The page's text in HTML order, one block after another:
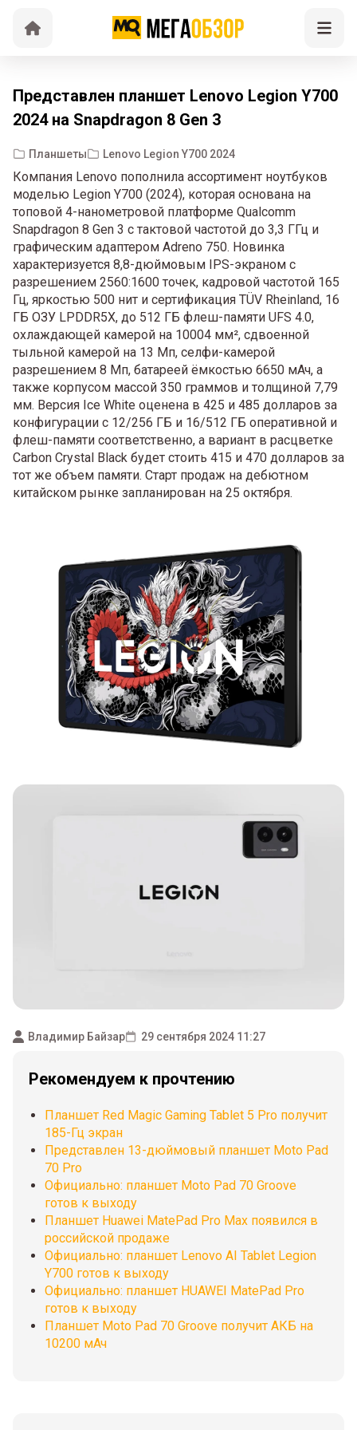
Представлен планшет Lenovo Legion Y700
2024 на Snapdragon 8 Gen 3
Планшеты Lenovo Legion Y700 2024
Компания Lenovo пополнила ассортимент ноутбуков
моделью Legion Y700 (2024), которая основана на
топовой 4-нанометровой платформе Qualcomm
Snapdragon 8 Gen 3 с тактовой частотой до 3,3 ГГц и
графическим адаптером Adreno 750. Новинка
характеризуется 8,8-дюймовым IPS-экраном с
разрешением 2560:1600 точек, кадровой частотой 165
Гц, яркостью 500 нит и сертификация TÜV Rheinland, 16
ГБ ОЗУ LPDDR5X, до 512 ГБ флеш-памяти UFS 4.0,
охлаждающей камерой на 10004 мм², сдвоенной
тыльной камерой на 13 Мп, селфи-камерой
разрешением 8 Мп, батареей ёмкостью 6650 мАч, а
также корпусом массой 350 граммов и толщиной 7,79
мм. Версия Ice White оценена в 425 и 485 долларов за
конфигурации с 12/256 ГБ и 16/512 ГБ оперативной и
флеш-памяти соответственно, а вариант в расцветке
Carbon Crystal Black будет стоить 415 и 470 долларов за
тот же объем памяти. Старт продаж на дебютном
китайском рынке запланирован на 25 октября.
Владимир Байзар 29 сентября 2024 11:27
Рекомендуем к прочтению
Планшет Red Magic Gaming Tablet 5 Pro получит
185-Гц экран
Представлен 13-дюймовый планшет Moto Pad
70 Pro
Официально: планшет Moto Pad 70 Groove
готов к выходу
Планшет Huawei MatePad Pro Max появился в
российской продаже
Официально: планшет Lenovo AI Tablet Legion
Y700 готов к выходу
Официально: планшет HUAWEI MatePad Pro
готов к выходу
Планшет Moto Pad 70 Groove получит АКБ на
10200 мАч